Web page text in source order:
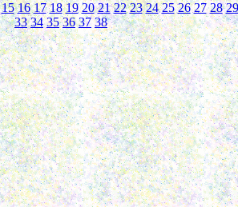
15 16 17 18 19 20 21 22 23 24 25 26 27 28 29
33 34 35 36 37 38